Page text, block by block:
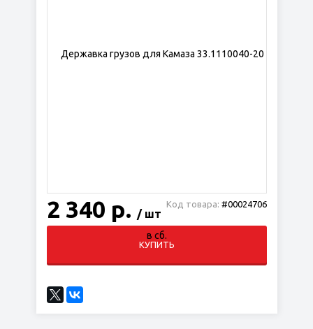
Код товара: #00024706
2 340 р. / шт
КУПИТЬ